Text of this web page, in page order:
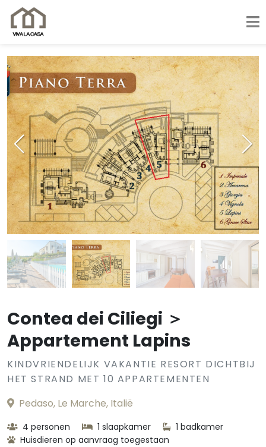
Contea dei Ciliegi ＞
Appartement Lapins
KINDVRIENDELIJK VAKANTIE RESORT DICHTBIJ
HET STRAND MET 10 APPARTEMENTEN
Pedaso, Le Marche, Italië
4 personen 1 slaapkamer
1 badkamer
Huisdieren op aanvraag toegestaan